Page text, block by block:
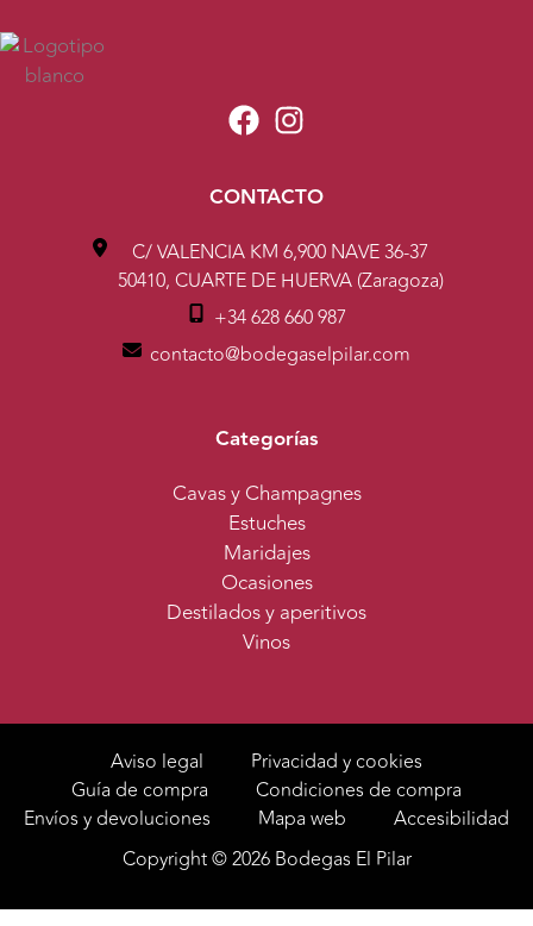
CONTACTO
C/ VALENCIA KM 6,900 NAVE 36-37
50410, CUARTE DE HUERVA (Zaragoza)
+34 628 660 987
contacto@bodegaselpilar.com
Categorías
Cavas y Champagnes
Estuches
Maridajes
Ocasiones
Destilados y aperitivos
Vinos
Aviso legal
Privacidad y cookies
Guía de compra
Condiciones de compra
Envíos y devoluciones
Mapa web
Accesibilidad
Copyright © 2026 Bodegas El Pilar